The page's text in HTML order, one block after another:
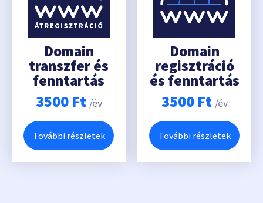
Domain
transzfer és
fenntartás
3500 Ft /év
További részletek
Domain
regisztráció
és fenntartás
3500 Ft /év
További részletek